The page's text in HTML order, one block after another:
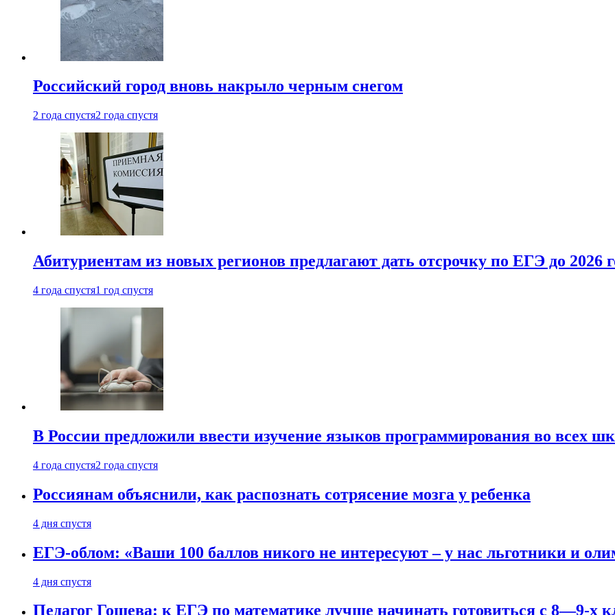
Российский город вновь накрыло черным снегом
2 года спустя2 года спустя
Абитуриентам из новых регионов предлагают дать отсрочку по ЕГЭ до 2026
4 года спустя1 год спустя
В России предложили ввести изучение языков программирования во всех
4 года спустя2 года спустя
Россиянам объяснили, как распознать сотрясение мозга у ребенка
4 дня спустя
ЕГЭ-облом: «Ваши 100 баллов никого не интересуют – у нас льготники и
4 дня спустя
Педагог Гошева: к ЕГЭ по математике лучше начинать готовиться с 8—9-х